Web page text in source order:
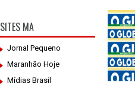
SITES MA
Jornal Pequeno
Maranhão Hoje
Mídias Brasil